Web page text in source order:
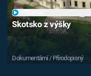
Skotsko z výšky
Dokumentární / Přírodopisný